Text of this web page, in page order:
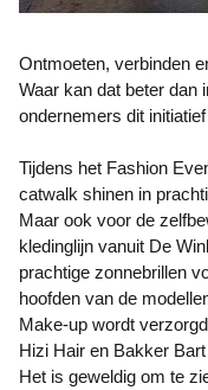
Ontmoeten,
Waar kan dat beter dan
ondernemers dit
Tijdens het Fashion
catwalk shinen in
Maar ook voor de
kledinglijn vanuit De
prachtige zonnebrillen
hoofden van de
Make-up wordt
Hizi Hair en Bakker
Het is geweldig om te